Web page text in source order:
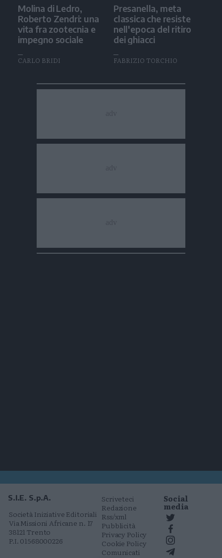
Molina di Ledro,
Roberto Zendri: una
vita fra zootecnia e
impegno sociale
CARLO BRIDI
Presanella, meta
classica che resiste
nell'epoca del ritiro
dei ghiacci
FABRIZIO TORCHIO
S.I.E. S.p.A.
Società Iniziative Editoriali
Via Missioni Africane n. 17
38121 Trento
P.I. 01568000226
Scriveteci
Redazione
Rss/xml
Pubblicità
Privacy Policy
Cookie Policy
Comunicati
Social
media